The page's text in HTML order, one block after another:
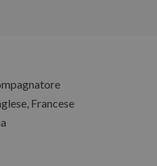
Francese